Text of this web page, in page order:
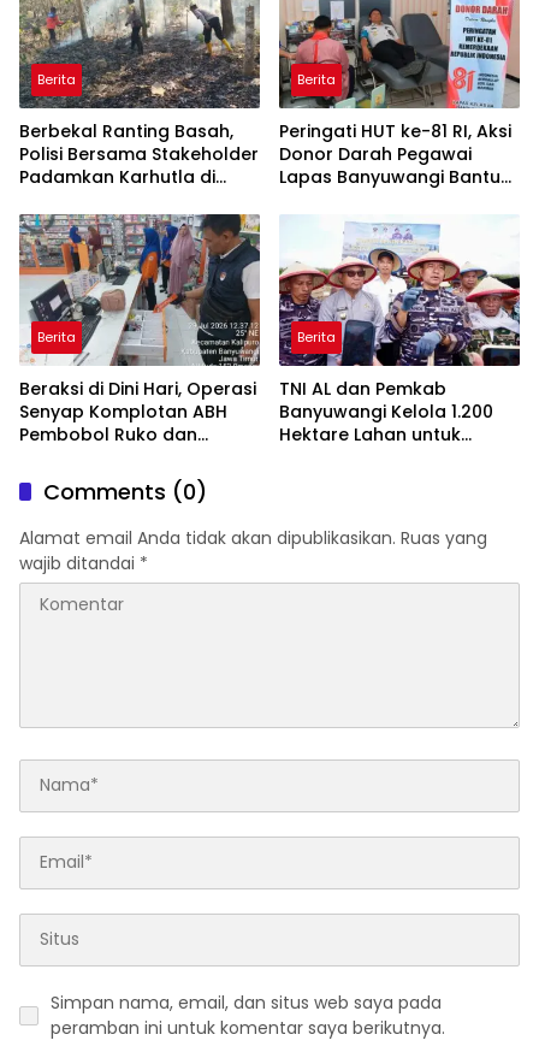
Berita
Berbekal Ranting Basah,
Polisi Bersama Stakeholder
Padamkan Karhutla di
Trenggalek
Berita
Peringati HUT ke-81 RI, Aksi
Donor Darah Pegawai
Lapas Banyuwangi Bantu
Berita
Beraksi di Dini Hari, Operasi
Senyap Komplotan ABH
Pembobol Ruko dan
Macan Blambangan
Berita
TNI AL dan Pemkab
Banyuwangi Kelola 1.200
Hektare Lahan untuk
Comments (0)
Alamat email Anda tidak akan dipublikasikan. Ruas yang
wajib ditandai *
Simpan nama, email, dan situs web saya pada
peramban ini untuk komentar saya berikutnya.